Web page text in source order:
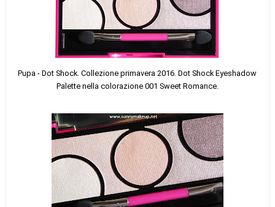
Pupa - Dot Shock. Collezione primavera 2016. Dot Shock Eyeshadow
Palette nella colorazione 001 Sweet Romance.